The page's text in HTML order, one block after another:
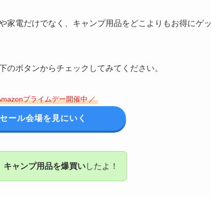
家電だけでなく、キャンプ用品をどこよりもお得にゲ
のボタンからチェックしてみてください。
プライムデー開催中／
セール会場を見にいく
キャンプ用品を爆買いしたよ！